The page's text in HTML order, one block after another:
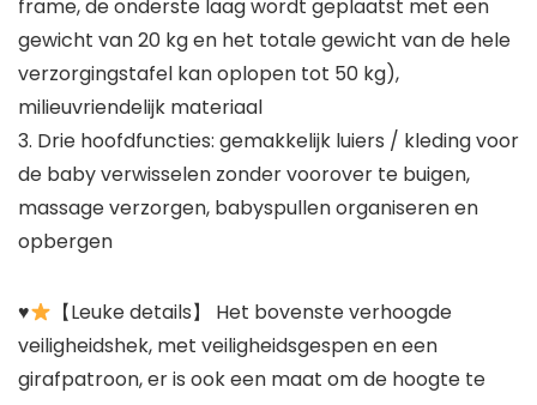
frame, de onderste laag wordt geplaatst met een
gewicht van 20 kg en het totale gewicht van de hele
verzorgingstafel kan oplopen tot 50 kg),
milieuvriendelijk materiaal
3. Drie hoofdfuncties: gemakkelijk luiers / kleding voor
de baby verwisselen zonder voorover te buigen,
massage verzorgen, babyspullen organiseren en
opbergen
♥
【Leuke details】 Het bovenste verhoogde
veiligheidshek, met veiligheidsgespen en een
girafpatroon, er is ook een maat om de hoogte te